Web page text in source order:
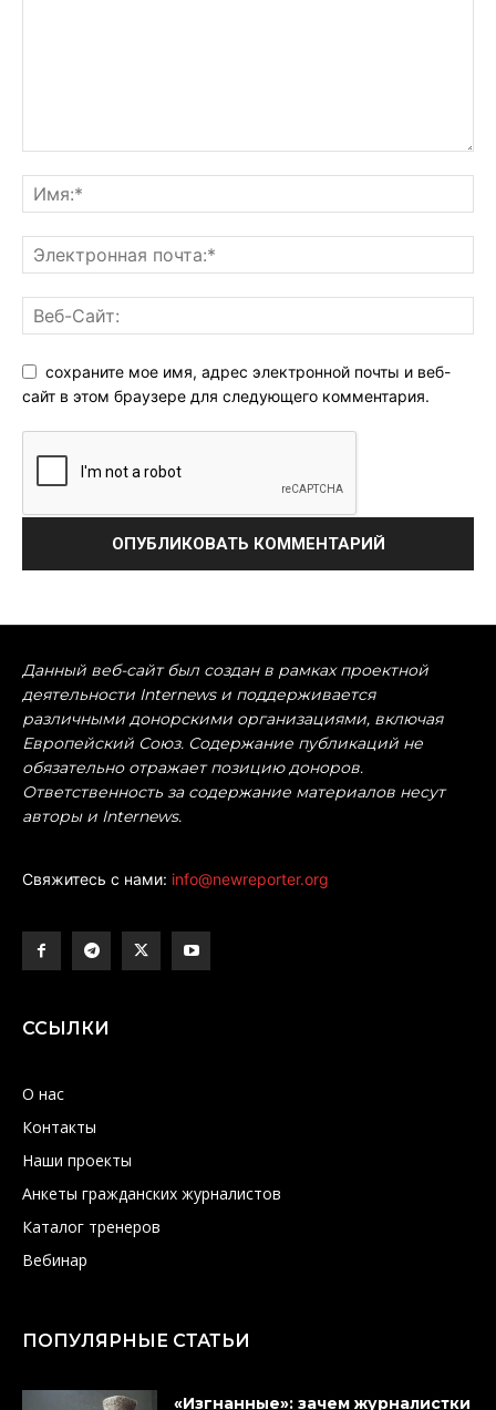
сохраните мое имя, адрес электронной почты и веб-
сайт в этом браузере для следующего комментария.
Данный веб-сайт был создан в рамках проектной
деятельности Internews и поддерживается
различными донорскими организациями, включая
Европейский Союз. Содержание публикаций не
обязательно отражает позицию доноров.
Ответственность за содержание материалов несут
авторы и Internews.
Свяжитесь с нами: info@newreporter.org
ССЫЛКИ
О нас
Контакты
Наши проекты
Анкеты гражданских журналистов
Каталог тренеров
Вебинар
ПОПУЛЯРНЫЕ СТАТЬИ
«Изгнанные»: зачем журналистки